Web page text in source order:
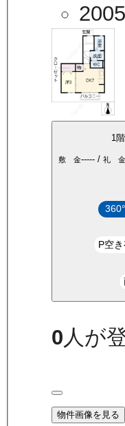
1 階
敷 金----- / 礼 金
P空
0人が
物件画像を見る